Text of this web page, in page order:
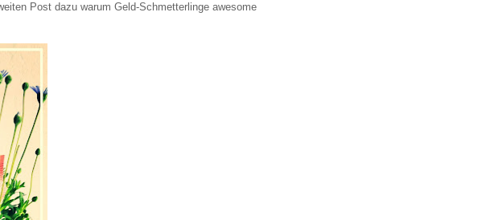
Post dazu warum Geld-Schmetterlinge awesome